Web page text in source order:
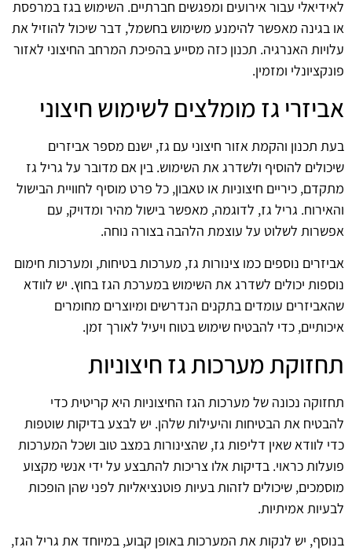
לאידיאלי עבור אירועים ומפגשים חברתיים. השימוש בגז במרפסת
או בגינה מאפשר להימנע משימוש בחשמל, דבר שיכול להוזיל את
עלויות האנרגיה. תכנון כזה מסייע בהפיכת המרחב החיצוני לאזור
פונקציונלי ומזמין.
אביזרי גז מומלצים לשימוש חיצוני
בעת תכנון והקמת אזור חיצוני עם גז, ישנם מספר אביזרים
שיכולים להוסיף ולשדרג את השימוש. בין אם מדובר על גריל גז
מתקדם, כיריים חיצוניות או טאבון, כל פרט מוסיף לחוויית הבישול
והאירוח. גריל גז, לדוגמה, מאפשר בישול מהיר ומדויק, עם
אפשרות לשלוט על עוצמת הלהבה בצורה נוחה.
אביזרים נוספים כמו צינורות גז, מערכות בטיחות, ומערכות חימום
נוספות יכולים לשדרג את השימוש במערכת הגז בחוץ. יש לוודא
שהאביזרים עומדים בתקנים הנדרשים ומיוצרים מחומרים
איכותיים, כדי להבטיח שימוש בטוח ויעיל לאורך זמן.
תחזוקת מערכות גז חיצוניות
תחזוקה נכונה של מערכות הגז החיצוניות היא קריטית כדי
להבטיח את הבטיחות והיעילות שלהן. יש לבצע בדיקות שוטפות
כדי לוודא שאין דליפות גז, שהצינורות במצב טוב ושכל המערכות
פועלות כראוי. בדיקות אלו צריכות להתבצע על ידי אנשי מקצוע
מוסמכים, שיכולים לזהות בעיות פוטנציאליות לפני שהן הופכות
לבעיות אמיתיות.
בנוסף, יש לנקות את המערכות באופן קבוע, במיוחד את גריל הגז,